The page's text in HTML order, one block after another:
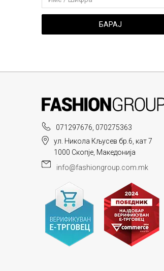
БАРАЈ
071297676, 070275363
ул. Никола Кљусев бр.6, кат 7
1000 Скопје, Македонија
info@fashiongroup.com.mk